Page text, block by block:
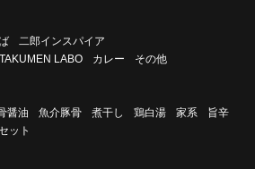
二郎インスパイア
TAKUMEN LABO カレー その他
醤油 魚介豚骨 煮干し 鶏白湯 家系
旨辛
ット